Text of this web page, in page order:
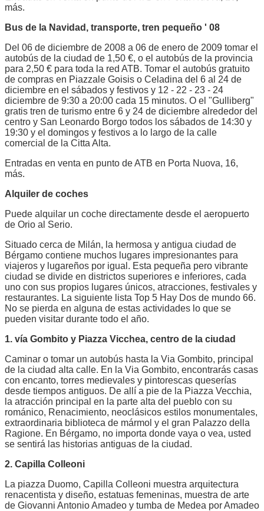
más.
Bus de la Navidad, transporte, tren pequeño ' 08
Del 06 de diciembre de 2008 a 06 de enero de 2009 tomar el
autobús de la ciudad de 1,50 €, o el autobús de la provincia
para 2,50 € para toda la red ATB. Tomar el autobús gratuito
de compras en Piazzale Goisis o Celadina del 6 al 24 de
diciembre en el sábados y festivos y 12 - 22 - 23 - 24
diciembre de 9:30 a 20:00 cada 15 minutos. O el "Gulliberg"
gratis tren de turismo entre 6 y 24 de diciembre alrededor del
centro y San Leonardo Borgo todos los sábados de 14:30 y
19:30 y el domingos y festivos a lo largo de la calle
comercial de la Citta Alta.
Entradas en venta en punto de ATB en Porta Nuova, 16,
más.
Alquiler de coches
Puede alquilar un coche directamente desde el aeropuerto
de Orio al Serio.
Situado cerca de Milán, la hermosa y antigua ciudad de
Bérgamo contiene muchos lugares impresionantes para
viajeros y lugareños por igual. Esta pequeña pero vibrante
ciudad se divide en districtos superiores e inferiores, cada
uno con sus propios lugares únicos, atracciones, festivales y
restaurantes. La siguiente lista Top 5 Hay Dos de mundo 66.
No se pierda en alguna de estas actividades lo que se
pueden visitar durante todo el año.
1. vía Gombito y Piazza Vicchea, centro de la ciudad
Caminar o tomar un autobús hasta la Via Gombito, principal
de la ciudad alta calle. En la Via Gombito, encontrarás casas
con encanto, torres medievales y pintorescas queserías
desde tiempos antiguos. De allí a pie de la Piazza Vecchia,
la atracción principal en la parte alta del pueblo con su
románico, Renacimiento, neoclásicos estilos monumentales,
extraordinaria biblioteca de mármol y el gran Palazzo della
Ragione. En Bérgamo, no importa donde vaya o vea, usted
se sentirá las historias antiguas de la ciudad.
2. Capilla Colleoni
La piazza Duomo, Capilla Colleoni muestra arquitectura
renacentista y diseño, estatuas femeninas, muestra de arte
de Giovanni Antonio Amadeo y tumba de Medea por Amadeo